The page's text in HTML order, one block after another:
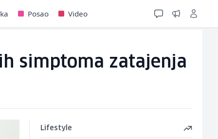
Posao Video
simptoma zatajenja
Lifestyle